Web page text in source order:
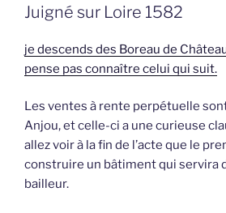
Juigné sur Loire 1582
je descends des Boreau de
pense pas connaître celui qui suit.
Les ventes à rente perpétuelle
Anjou, et celle-ci a une curieuse
allez voir à la fin de l’acte que le
construire un bâtiment qui servira
bailleur.